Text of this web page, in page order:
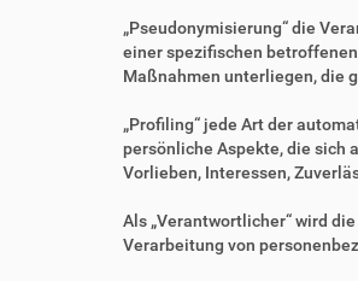
„Pseudonymisierung“ die
einer spezifischen
Maßnahmen unterliegen, die
„Profiling“ jede Art der
persönliche Aspekte, die sich
Vorlieben, Interessen,
Als „Verantwortlicher“ wird
Verarbeitung von